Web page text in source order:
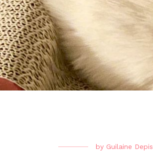
by Guilaine Depis